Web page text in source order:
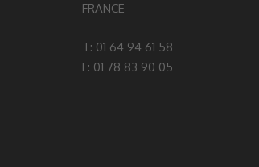
FRANCE
T: 01 64 94 61 58
F: 01 78 83 90 05